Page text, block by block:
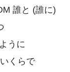
誰と (誰に)
うに
くらで